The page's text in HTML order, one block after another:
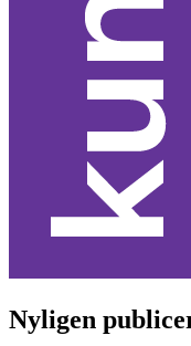
Nyligen